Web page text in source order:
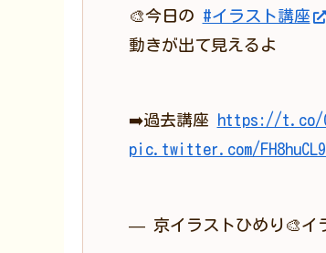
🎨今日の #イラスト講座
動きが出て見えるよ
➡️過去講座 https://t.co/
pic.twitter.com/
— 京イラストひめり🎨イ